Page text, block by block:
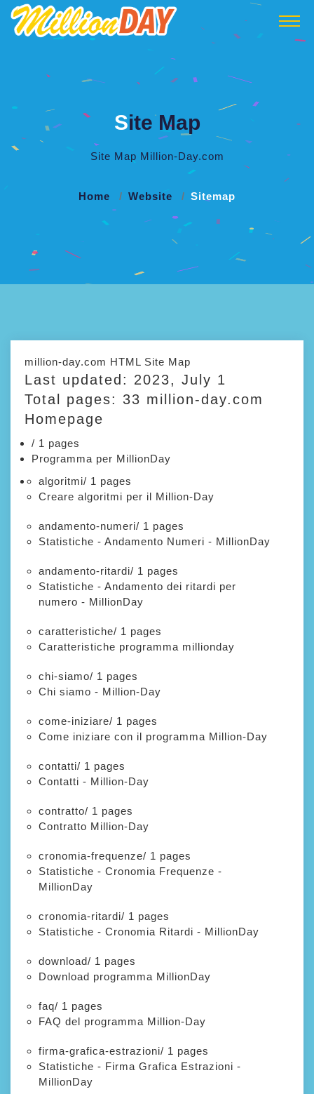
Site Map
Site Map Million-Day.com
Home Website Sitemap
million-day.com HTML Site Map
Last updated: 2023, July 1
Total pages: 33 million-day.com
Homepage
/ 1 pages
Programma per MillionDay
algoritmi/ 1 pages
Creare algoritmi per il Million-Day
andamento-numeri/ 1 pages
Statistiche - Andamento Numeri - MillionDay
andamento-ritardi/ 1 pages
Statistiche - Andamento dei ritardi per
numero - MillionDay
caratteristiche/ 1 pages
Caratteristiche programma millionday
chi-siamo/ 1 pages
Chi siamo - Million-Day
come-iniziare/ 1 pages
Come iniziare con il programma Million-Day
contatti/ 1 pages
Contatti - Million-Day
contratto/ 1 pages
Contratto Million-Day
cronomia-frequenze/ 1 pages
Statistiche - Cronomia Frequenze -
MillionDay
cronomia-ritardi/ 1 pages
Statistiche - Cronomia Ritardi - MillionDay
download/ 1 pages
Download programma MillionDay
faq/ 1 pages
FAQ del programma Million-Day
firma-grafica-estrazioni/ 1 pages
Statistiche - Firma Grafica Estrazioni -
MillionDay